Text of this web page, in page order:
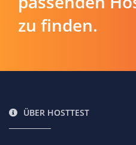
zu finden.
ÜBER HOSTTEST